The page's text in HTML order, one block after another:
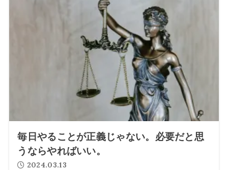
毎日やることが正義じゃない。必要だと思
うならやればいい。
2024.03.13